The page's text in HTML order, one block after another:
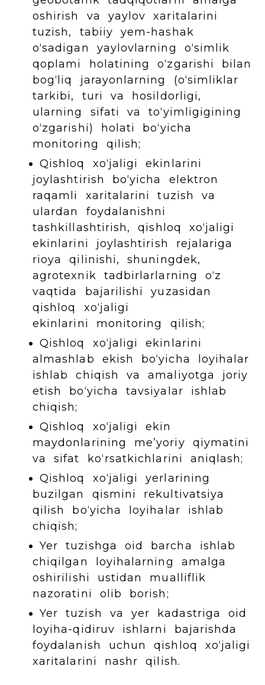
oshirish va yaylov xaritalarini
tuzish, tabiiy yem-hashak
o‘sadigan yaylovlarning o‘simlik
qoplami holatining o‘zgarishi bilan
bog‘liq jarayonlarning (o‘simliklar
tarkibi, turi va hosildorligi,
ularning sifati va to‘yimligigining
o‘zgarishi) holati bo‘yicha
monitoring qilish;
Qishloq xo‘jaligi ekinlarini
joylashtirish bo‘yicha elektron
raqamli xaritalarini tuzish va
ulardan foydalanishni
tashkillashtirish, qishloq xo‘jaligi
ekinlarini joylashtirish rejalariga
rioya qilinishi, shuningdek,
agrotexnik tadbirlarlarning o‘z
vaqtida bajarilishi yuzasidan
qishloq xo‘jaligi
ekinlarini monitoring qilish;
Qishloq xo‘jaligi ekinlarini
almashlab ekish bo‘yicha loyihalar
ishlab chiqish va amaliyotga joriy
etish bo‘yicha tavsiyalar ishlab
chiqish;
Qishloq xo‘jaligi ekin
maydonlarining me’yoriy qiymatini
va sifat ko‘rsatkichlarini aniqlash;
Qishloq xo‘jaligi yerlarining
buzilgan qismini rekultivatsiya
qilish bo‘yicha loyihalar ishlab
chiqish;
Yer tuzishga oid barcha ishlab
chiqilgan loyihalarning amalga
oshirilishi ustidan mualliflik
nazoratini olib borish;
Yer tuzish va yer kadastriga oid
loyiha-qidiruv ishlarni bajarishda
foydalanish uchun qishloq xo‘jaligi
xaritalarini nashr qilish.